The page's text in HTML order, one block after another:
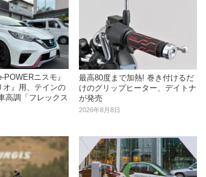
POWERニスモ』
オ』用、テインの
高調「フレックス
最高80度まで加熱! 巻き付けるだ
けのグリップヒーター、デイトナ
が発売
2026年8月8日